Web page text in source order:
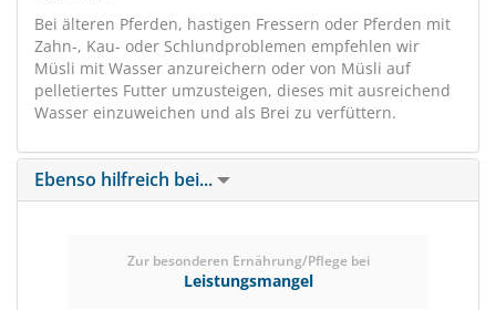
Bei älteren Pferden, hastigen Fressern oder Pferden mit
Zahn-, Kau- oder Schlundproblemen empfehlen wir
Müsli mit Wasser anzureichern oder von Müsli auf
pelletiertes Futter umzusteigen, dieses mit ausreichend
Wasser einzuweichen und als Brei zu verfüttern.
Ebenso hilfreich bei...
Zur besonderen Ernährung/Pflege bei
Leistungsmangel